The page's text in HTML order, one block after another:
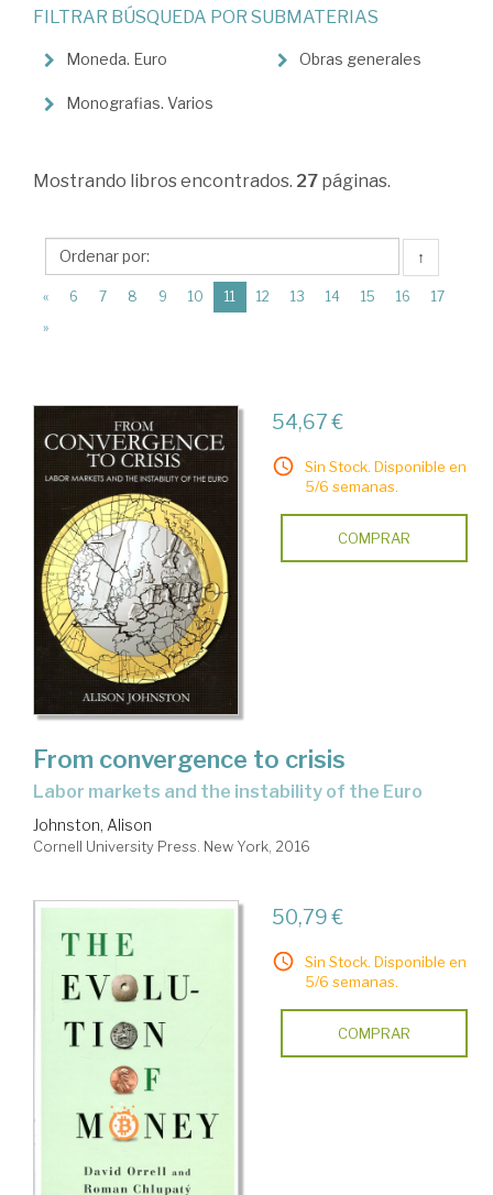
>
Moneda
Sistema
FILTRAR BÚSQUEDA POR SUBMATERIAS
Moneda. Euro
Monografias. Varios
Obras generales
Mostrando libros encontrados. 27 páginas.
↑
« 6 7 8 9 10 11 (current)
12 13 14 15 16
17
»
54,67 €
Sin Stock. Disponible en
5/6 semanas.
COMPRAR
From convergence to crisis
labor markets and the instability of the Euro
Johnston, Alison
Cornell University Press. New York, 2016
50,79 €
Sin Stock. Disponible en
5/6 semanas.
COMPRAR